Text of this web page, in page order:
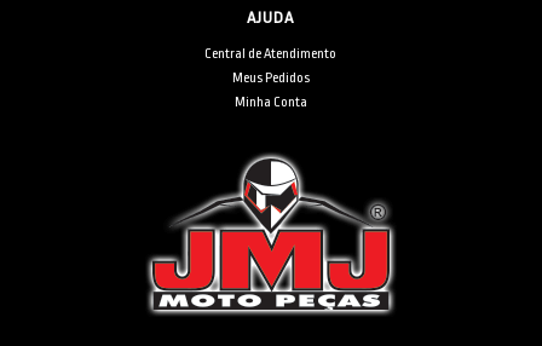
AJUDA
Central de Atendimento
Meus Pedidos
Minha Conta